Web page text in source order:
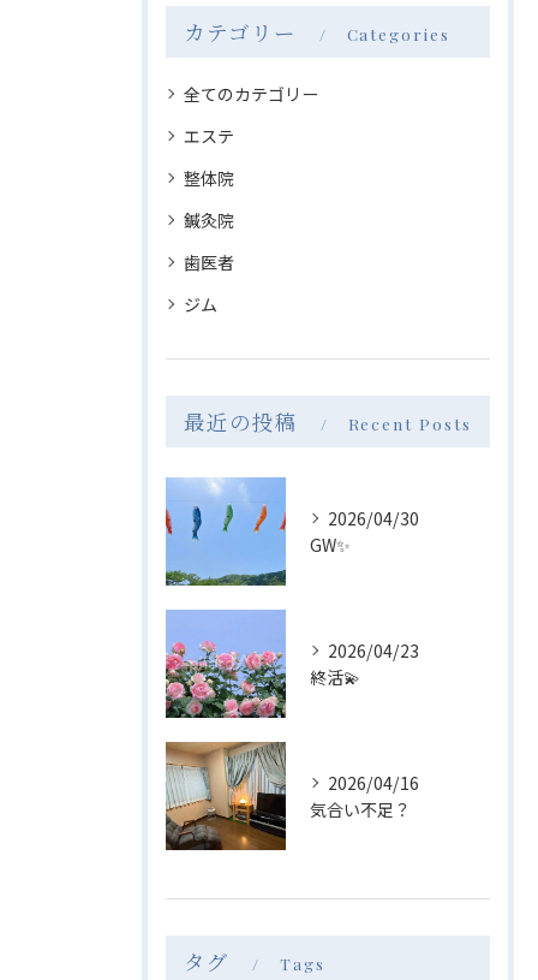
カテゴリー Categories
全てのカテゴリー
エステ
整体院
鍼灸院
歯医者
ジム
最近の投稿 Recent Posts
2026/04/30
GW✨
2026/04/23
終活💫
2026/04/16
気合い不足？
タグ Tags